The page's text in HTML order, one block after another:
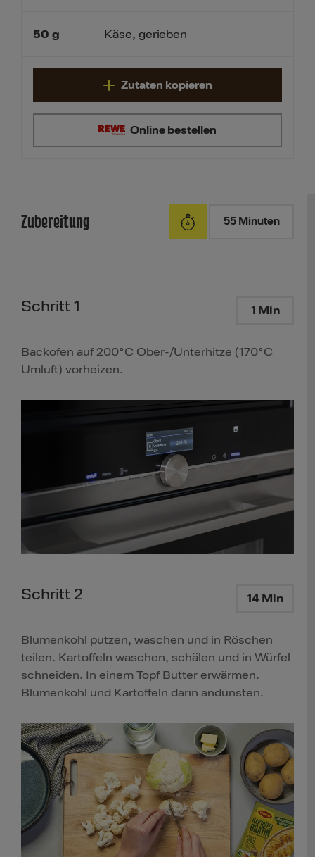
50 g Käse, gerieben
Online bestellen
Zutaten kopieren
Zubereitung 55 Minuten
Schritt 1 1 Min
Backofen auf 200°C Ober-/Unterhitze (170°C
Umluft) vorheizen.
Schritt 2 14 Min
Blumenkohl putzen, waschen und in Röschen
teilen. Kartoffeln waschen, schälen und in Würfel
schneiden. In einem Topf Butter erwärmen.
Blumenkohl und Kartoffeln darin andünsten.